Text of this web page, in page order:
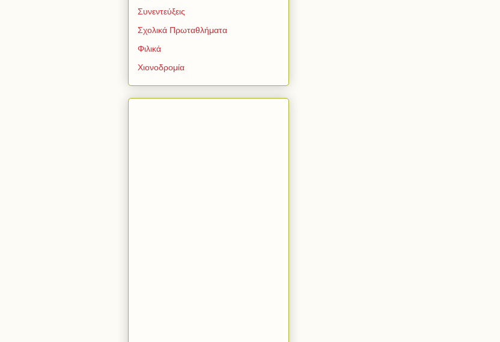
Συνεντεύξεις
Σχολικά Πρωταθλήματα
Φιλικά
Χιονοδρομία